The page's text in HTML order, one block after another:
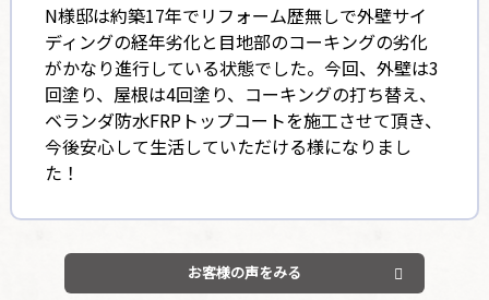
N様邸は約築17年でリフォーム歴無しで外壁サイ
ディングの経年劣化と目地部のコーキングの劣化
がかなり進行している状態でした。今回、外壁は3
回塗り、屋根は4回塗り、コーキングの打ち替え、
ベランダ防水FRPトップコートを施工させて頂き、
今後安心して生活していただける様になりまし
た！
お客様の声をみる